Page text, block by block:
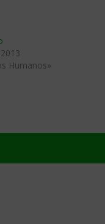
Humanos»